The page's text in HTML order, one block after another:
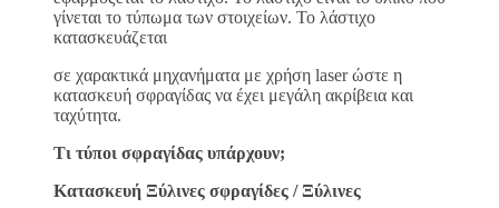
γίνεται το τύπωμα των στοιχείων. Το λάστιχο
κατασκευάζεται
σε χαρακτικά μηχανήματα με χρήση laser ώστε η
κατασκευή σφραγίδας να έχει μεγάλη ακρίβεια και
ταχύτητα.
Τι τύποι σφραγίδας υπάρχουν;
Κατασκευή Ξύλινες σφραγίδες / Ξύλινες